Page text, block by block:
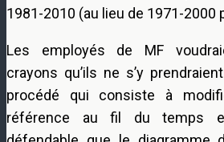
1981-2010 (au lieu de 1971-2000
Les employés de MF
crayons qu’ils ne s’y
procédé qui consiste à
référence au fil du temps